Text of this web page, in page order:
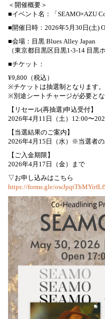
＜開催概要＞
■イベント名：「SEAMO×AZU
■開催日時：2026年5月30日(土)
■会場：目黒 Blues Alley Japan
（東京都目黒区目黒1-3-14 目黒
■チケット：
¥9,800（税込）
※チケットは抽選制となります。
※別途シートチャージが必要とな
【リセール(再抽選)申込受付】
2026年4月11日（土）12:00〜
【当選結果のご案内】
2026年4月15日（水）※当選者
【ご入金期限】
2026年4月17日（金）まで
▽お申し込みはこちら
https://forms.gle/